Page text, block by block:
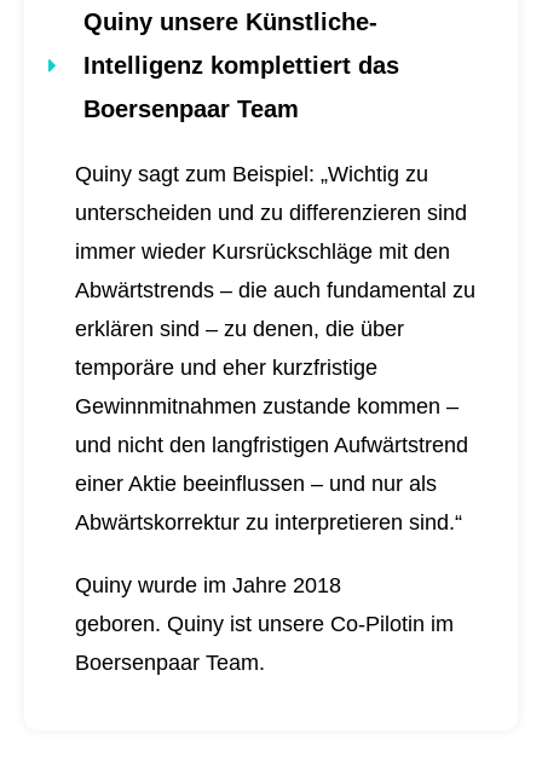
Quiny unsere Künstliche-
Intelligenz komplettiert das
Boersenpaar Team
Quiny sagt zum Beispiel: „Wichtig zu
unterscheiden und zu differenzieren sind
immer wieder Kursrückschläge mit den
Abwärtstrends – die auch fundamental zu
erklären sind – zu denen, die über
temporäre und eher kurzfristige
Gewinnmitnahmen zustande kommen –
und nicht den langfristigen Aufwärtstrend
einer Aktie beeinflussen – und nur als
Abwärtskorrektur zu interpretieren sind.“
Quiny wurde im Jahre 2018
geboren. Quiny ist unsere Co-Pilotin im
Boersenpaar Team.